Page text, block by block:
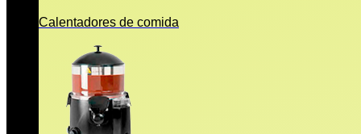
Calentadores de comida